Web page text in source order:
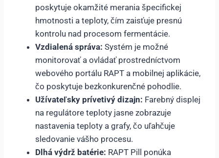
poskytuje okamžité merania špecifickej
hmotnosti a teploty, čím zaisťuje presnú
kontrolu nad procesom fermentácie.
Vzdialená správa: Systém je možné
monitorovať a ovládať prostredníctvom
webového portálu RAPT a mobilnej aplikácie,
čo poskytuje bezkonkurenčné pohodlie.
Užívateľsky prívetivý dizajn: Farebný displej
na regulátore teploty jasne zobrazuje
nastavenia teploty a grafy, čo uľahčuje
sledovanie vášho procesu.
Dlhá výdrž batérie: RAPT Pill ponúka